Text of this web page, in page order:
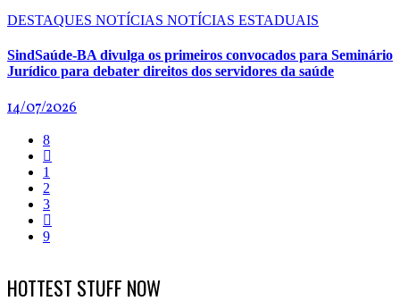
DESTAQUES NOTÍCIAS NOTÍCIAS ESTADUAIS
SindSaúde-BA divulga os primeiros convocados para Seminário
Jurídico para debater direitos dos servidores da saúde
14/07/2026
1
2
3
HOTTEST STUFF NOW